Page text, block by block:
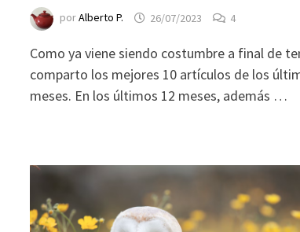
porAlberto P. 26/07/2023 4
Como ya viene siendo costumbre a final de
comparto los mejores 10 artículos de los
meses. En los últimos 12 meses, además …
Estas
cookies no
opcionales.
Son
necesarias
Estadísticas
Para que